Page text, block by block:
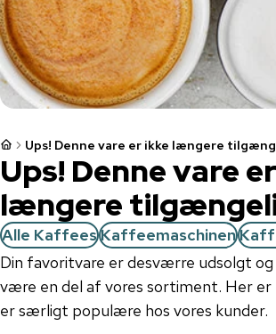
Ups! Denne vare er ikke længere
Ups! Denne vare
længere
Alle KaffeesKaffeemaschinen
Din favoritvare er desværre udsolgt
være en del af vores sortiment. Her er
er særligt populære hos vores kunder.